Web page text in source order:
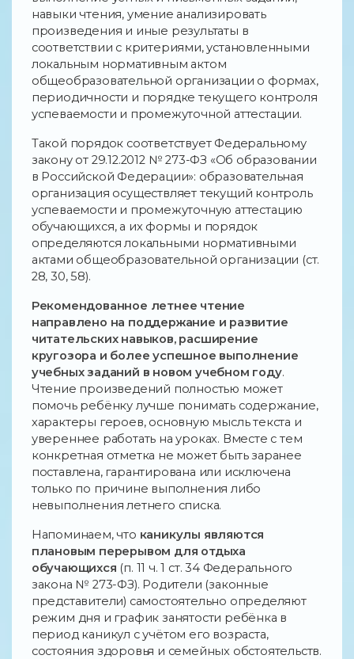
навыки чтения, умение анализировать
произведения и иные результаты в
соответствии с критериями, установленными
локальным нормативным актом
общеобразовательной организации о формах,
периодичности и порядке текущего контроля
успеваемости и промежуточной аттестации.
Такой порядок соответствует Федеральному
закону от 29.12.2012 № 273-ФЗ «Об образовании
в Российской Федерации»: образовательная
организация осуществляет текущий контроль
успеваемости и промежуточную аттестацию
обучающихся, а их формы и порядок
определяются локальными нормативными
актами общеобразовательной организации (ст.
28, 30, 58).
Рекомендованное летнее чтение
направлено на поддержание и развитие
читательских навыков, расширение
кругозора и более успешное выполнение
учебных заданий в новом учебном году.
Чтение произведений полностью может
помочь ребёнку лучше понимать содержание,
характеры героев, основную мысль текста и
увереннее работать на уроках. Вместе с тем
конкретная отметка не может быть заранее
поставлена, гарантирована или исключена
только по причине выполнения либо
невыполнения летнего списка.
Напоминаем, что каникулы являются
плановым перерывом для отдыха
обучающихся (п. 11 ч. 1 ст. 34 Федерального
закона № 273-ФЗ). Родители (законные
представители) самостоятельно определяют
режим дня и график занятости ребёнка в
период каникул с учётом его возраста,
состояния здоровья и семейных обстоятельств.